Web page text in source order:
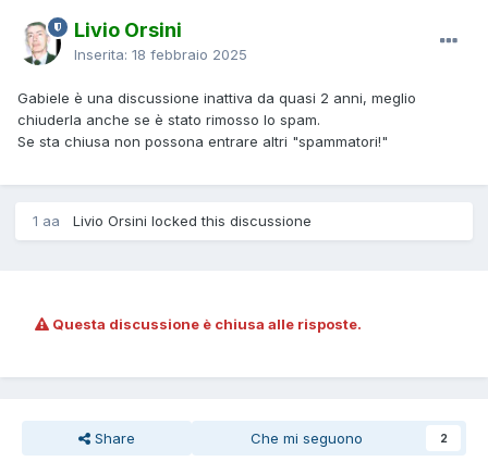
Livio Orsini
Inserita: 18 febbraio 2025
Gabiele è una discussione inattiva da quasi 2 anni, meglio
chiuderla anche se è stato rimosso lo spam.
Se sta chiusa non possona entrare altri "spammatori!"
1 aa Livio Orsini locked this discussione
Questa discussione è chiusa alle risposte.
Share Che mi seguono 2